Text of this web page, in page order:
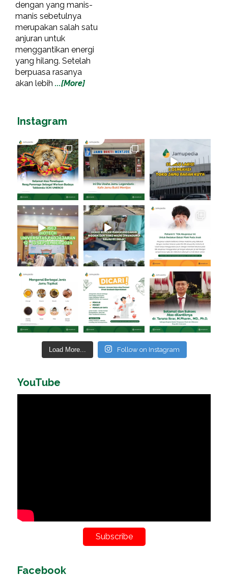
dengan yang manis-
manis sebetulnya
merupakan salah satu
anjuran untuk
menggantikan energi
yang hilang. Setelah
berpuasa rasanya
akan lebih ...[More]
Instagram
Load More... Follow on Instagram
YouTube
Subscribe
Facebook